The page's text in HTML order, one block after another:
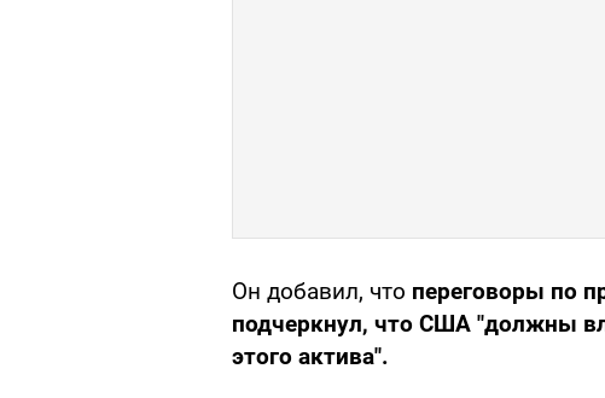
Он добавил, что переговоры по
подчеркнул, что США "должны
этого актива".